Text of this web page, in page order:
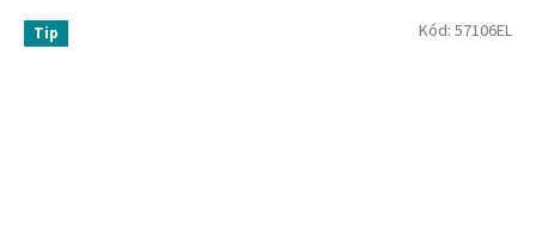
Tip Kód: 57106EL